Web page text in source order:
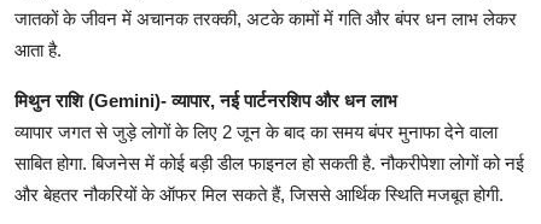
जातकों के जीवन में अचानक तरक्की, अटके कामों में गति और बंपर धन लाभ लेकर
आता है.
मिथुन राशि (Gemini)- व्यापार, नई पार्टनरशिप और धन लाभ
व्यापार जगत से जुड़े लोगों के लिए 2 जून के बाद का समय बंपर मुनाफा देने वाला
साबित होगा. बिजनेस में कोई बड़ी डील फाइनल हो सकती है. नौकरीपेशा लोगों को नई
और बेहतर नौकरियों के ऑफर मिल सकते हैं, जिससे आर्थिक स्थिति मजबूत होगी.